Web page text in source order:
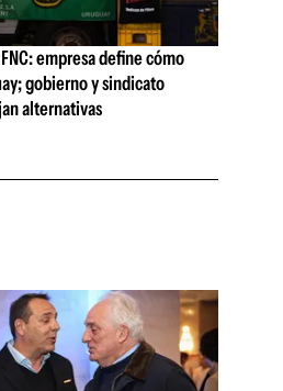
empresa define cómo
gobierno y sindicato
alternativas